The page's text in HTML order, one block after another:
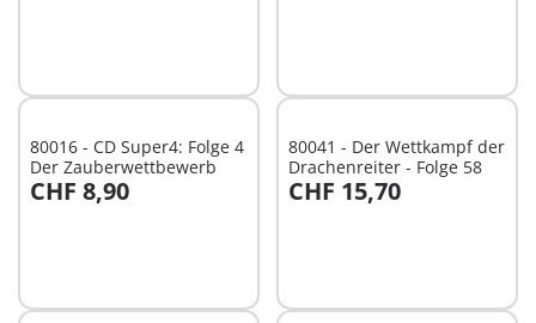
80016 - CD Super4: Folge 4
Der Zauberwettbewerb
CHF 8,90
Au panier
80041 - Der Wettkampf der
Drachenreiter - Folge 58
CHF 15,70
Au panier